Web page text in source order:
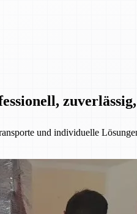
und individuelle